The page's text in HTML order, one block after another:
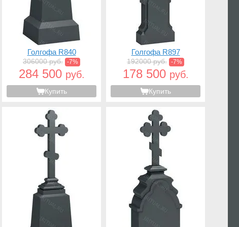
Голгофа R840
306000 руб. -7%
284 500 руб.
Купить
Голгофа R897
192000 руб. -7%
178 500 руб.
Купить